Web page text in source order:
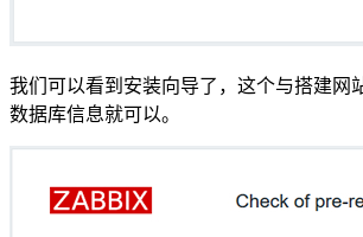
我们可以看到安装向导了，这个与搭建网
数据库信息就可以。